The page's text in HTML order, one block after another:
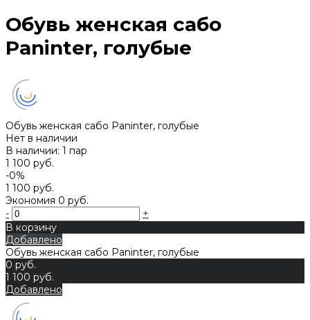
Обувь женская сабо
Paninter, голубые
Обувь женская сабо Paninter, голубые
Нет в наличии
В наличии: 1 пар
1 100 руб.
-0%
1 100 руб.
Экономия 0 руб.
-
+
В корзину
Добавлено
Обувь женская сабо Paninter, голубые
0 руб.
1 100 руб.
Добавлено